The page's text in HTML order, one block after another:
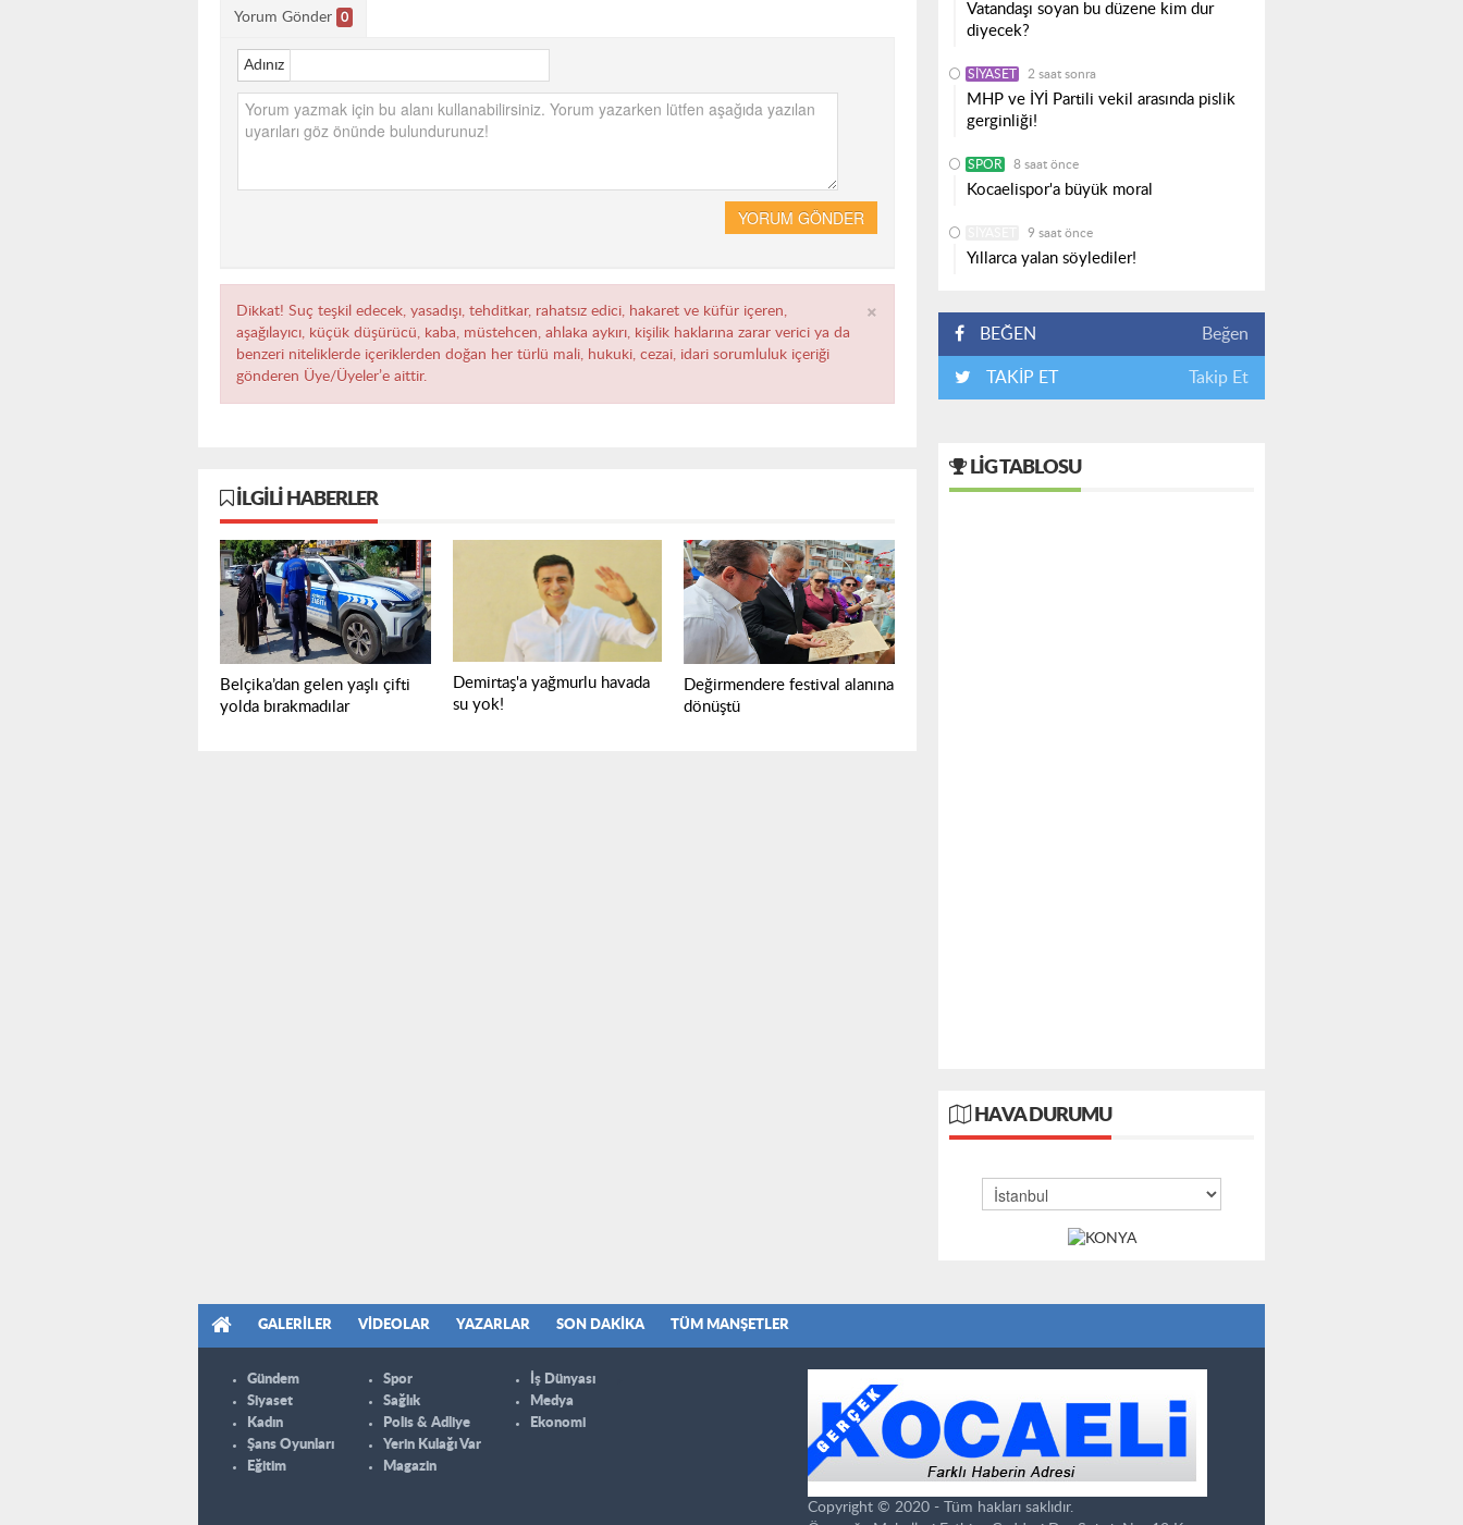
Yorum Gönder 0
Adınız
YORUM GÖNDER
×
Dikkat! Suç teşkil edecek, yasadışı, tehditkar, rahatsız edici, hakaret ve küfür içeren,
aşağılayıcı, küçük düşürücü, kaba, müstehcen, ahlaka aykırı, kişilik haklarına zarar verici ya da
benzeri niteliklerde içeriklerden doğan her türlü mali, hukuki, cezai, idari sorumluluk içeriği
gönderen Üye/Üyeler’e aittir.
İLGILI HABERLER
Belçika’dan gelen yaşlı çifti
yolda bırakmadılar
Demirtaş'a yağmurlu havada
su yok!
Değirmendere festival alanına
dönüştü
Vatandaşı soyan bu düzene kim dur
diyecek?
SIYASET 2 saat sonra
MHP ve İYİ Partili vekil arasında pislik
gerginliği!
SPOR 8 saat önce
Kocaelispor'a büyük moral
9 saat önce
Yıllarca yalan söylediler!
BEĞEN Beğen
TAKİP ET Takip Et
LIG TABLOSU
HAVA DURUMU
GALERILER VIDEOLAR YAZARLAR SON DAKIKA TÜM MANŞETLER
Gündem
Siyaset
Kadın
Şans Oyunları
Eğitim
Spor
Sağlık
Polis & Adliye
Yerin Kulağı Var
Magazin
İş Dünyası
Medya
Ekonomi
Copyright © 2020 - Tüm hakları saklıdır.